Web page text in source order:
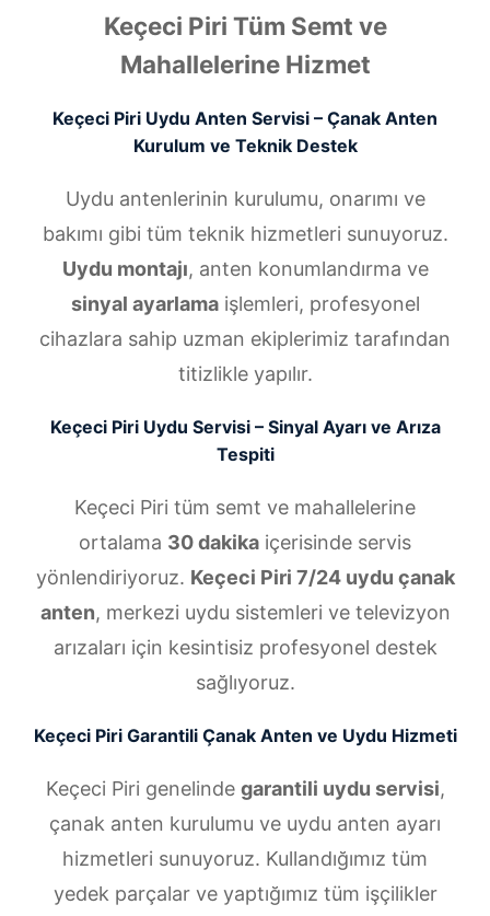
Keçeci Piri Tüm Semt ve
Mahallelerine Hizmet
Keçeci Piri Uydu Anten Servisi – Çanak Anten
Kurulum ve Teknik Destek
Uydu antenlerinin kurulumu, onarımı ve
bakımı gibi tüm teknik hizmetleri sunuyoruz.
Uydu montajı, anten konumlandırma ve
sinyal ayarlamaişlemleri, profesyonel
cihazlara sahip uzman ekiplerimiz tarafından
titizlikle yapılır.
Keçeci Piri Uydu Servisi – Sinyal Ayarı ve Arıza
Tespiti
Keçeci Piri tüm semt ve mahallelerine
ortalama 30 dakika içerisinde servis
yönlendiriyoruz. Keçeci Piri 7/24 uydu çanak
anten, merkezi uydu sistemleri ve televizyon
arızaları için kesintisiz profesyonel destek
sağlıyoruz.
Keçeci Piri Garantili Çanak Anten ve Uydu Hizmeti
Keçeci Piri genelinde garantili uydu servisi,
çanak anten kurulumu ve uydu anten ayarı
hizmetleri sunuyoruz. Kullandığımız tüm
yedek parçalar ve yaptığımız tüm işçilikler